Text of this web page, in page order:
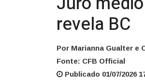
revela BC
Por Marianna Gualter e
Fonte: CFB Official
Publicado 01/07/2026